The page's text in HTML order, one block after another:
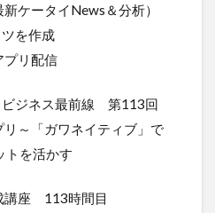
ケータイNews＆分析）
ツを作成
プリ配信
ビジネス最前線 第113回
～「ガワネイティブ」で
トを活かす
講座 113時間目